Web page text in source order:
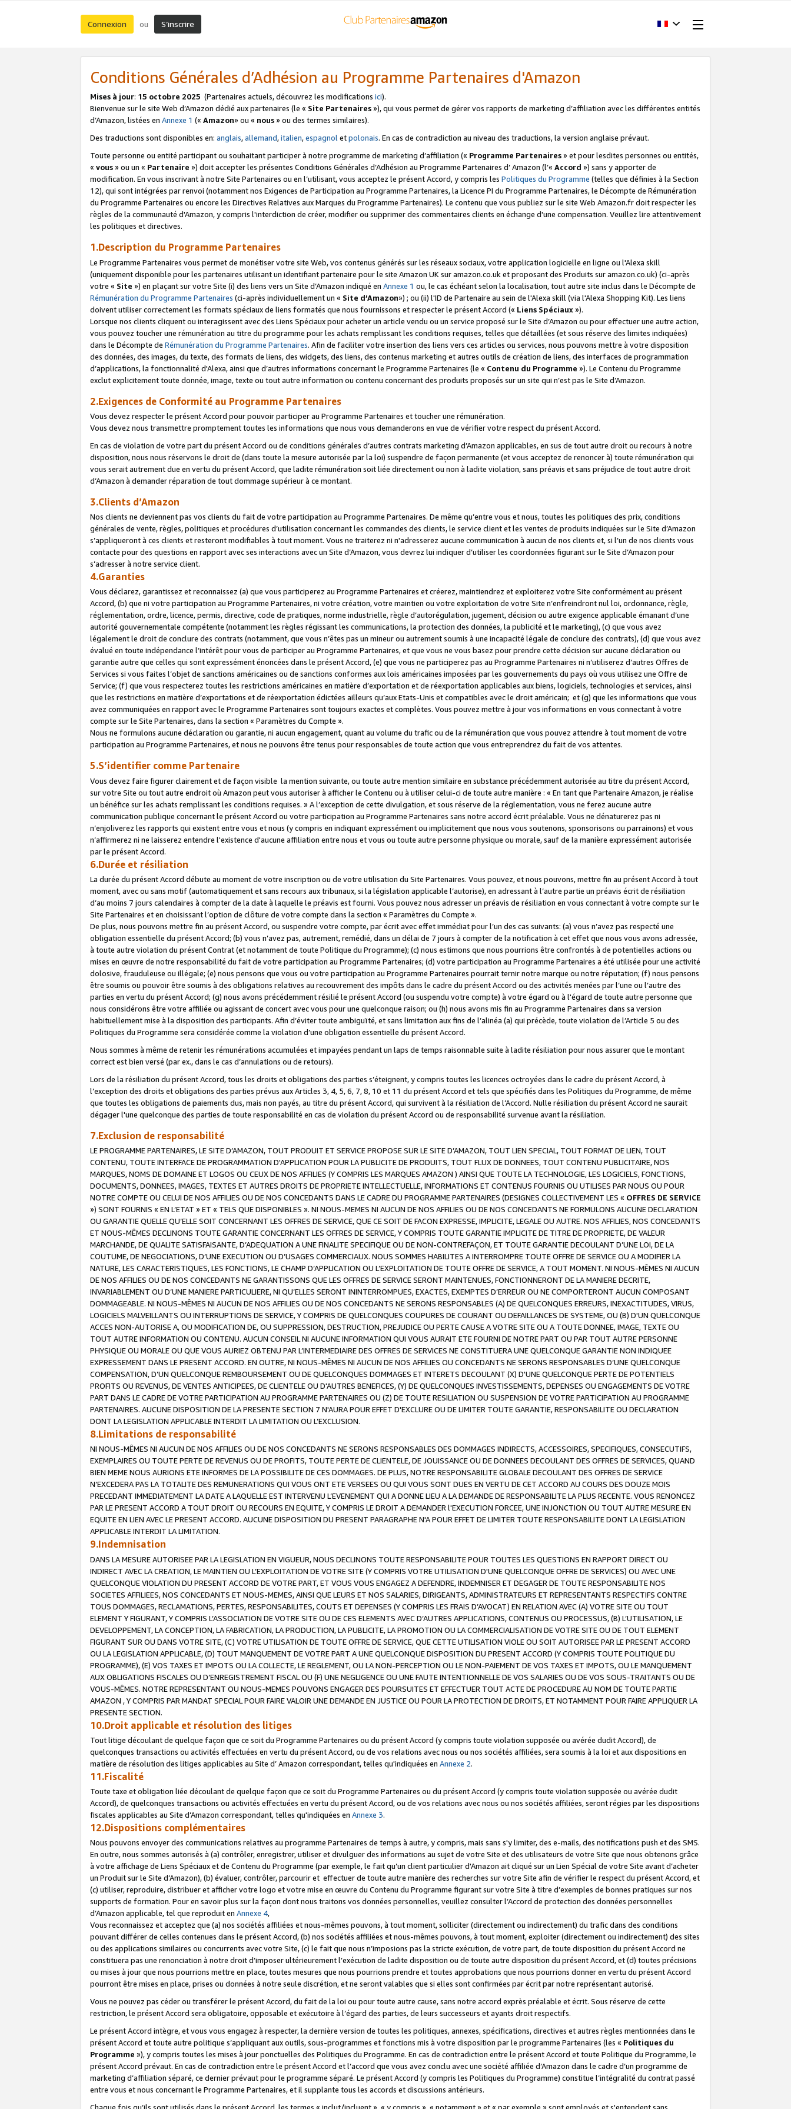
Connexion ou S’inscrire
Conditions Générales d’Adhésion au Programme Partenaires d'Amazon
Mises à jour: 15 octobre 2025 (Partenaires actuels, découvrez les modifications ici).
Bienvenue sur le site Web d’Amazon dédié aux partenaires (le « Site Partenaires»), qui vous permet de gérer vos rapports de marketing d’affiliation avec les différentes entités
d’Amazon, listées en Annexe 1 (« Amazon» ou « nous» ou des termes similaires).
Des traductions sont disponibles en: anglais,allemand,italien,espagnoletpolonais. En cas de contradiction au niveau des traductions, la version anglaise prévaut.
Toute personne ou entité participant ou souhaitant participer à notre programme de marketing d’affiliation (« Programme Partenaires» et pour lesdites personnes ou entités,
« vous» ou un « Partenaire ») doit accepter les présentes Conditions Générales d’Adhésion au Programme Partenaires d’ Amazon (l’« Accord ») sans y apporter de
modification. En vous inscrivant à notre Site Partenaires ou en l’utilisant, vous acceptez le présent Accord, y compris les Politiques du Programme (telles que définies à la Section
12), qui sont intégrées par renvoi (notamment nos Exigences de Participation au Programme Partenaires, la Licence PI du Programme Partenaires, le Décompte de Rémunération
du Programme Partenaires ou encore les Directives Relatives aux Marques du Programme Partenaires). Le contenu que vous publiez sur le site Web Amazon.fr doit respecter les
règles de la communauté d'Amazon, y compris l'interdiction de créer, modifier ou supprimer des commentaires clients en échange d'une compensation. Veuillez lire attentivement
les politiques et directives.
1.Description du Programme Partenaires
Le Programme Partenaires vous permet de monétiser votre site Web, vos contenus générés sur les réseaux sociaux, votre application logicielle en ligne ou l'Alexa skill
(uniquement disponible pour les partenaires utilisant un identifiant partenaire pour le site Amazon UK sur amazon.co.uk et proposant des Produits sur amazon.co.uk) (ci-après
votre « Site ») en plaçant sur votre Site (i) des liens vers un Site d’Amazon indiqué en Annexe 1 ou, le cas échéant selon la localisation, tout autre site inclus dans le Décompte de
Rémunération du Programme Partenaires (ci-après individuellement un « Site d’Amazon») ; ou (ii) l'ID de Partenaire au sein de l'Alexa skill (via l'Alexa Shopping Kit). Les liens
doivent utiliser correctement les formats spéciaux de liens formatés que nous fournissons et respecter le présent Accord (« Liens Spéciaux»).
Lorsque nos clients cliquent ou interagissent avec des Liens Spéciaux pour acheter un article vendu ou un service proposé sur le Site d’Amazon ou pour effectuer une autre action,
vous pouvez toucher une rémunération au titre du programme pour les achats remplissant les conditions requises, telles que détaillées (et sous réserve des limites indiquées)
dans le Décompte de Rémunération du Programme Partenaires. Afin de faciliter votre insertion des liens vers ces articles ou services, nous pouvons mettre à votre disposition
des données, des images, du texte, des formats de liens, des widgets, des liens, des contenus marketing et autres outils de création de liens, des interfaces de programmation
d’applications, la fonctionnalité d'Alexa, ainsi que d’autres informations concernant le Programme Partenaires (le « Contenu du Programme »). Le Contenu du Programme
exclut explicitement toute donnée, image, texte ou tout autre information ou contenu concernant des produits proposés sur un site qui n’est pas le Site d’Amazon.
2.Exigences de Conformité au Programme Partenaires
Vous devez respecter le présent Accord pour pouvoir participer au Programme Partenaires et toucher une rémunération.
Vous devez nous transmettre promptement toutes les informations que nous vous demanderons en vue de vérifier votre respect du présent Accord.
En cas de violation de votre part du présent Accord ou de conditions générales d’autres contrats marketing d’Amazon applicables, en sus de tout autre droit ou recours à notre
disposition, nous nous réservons le droit de (dans toute la mesure autorisée par la loi) suspendre de façon permanente (et vous acceptez de renoncer à) toute rémunération qui
vous serait autrement due en vertu du présent Accord, que ladite rémunération soit liée directement ou non à ladite violation, sans préavis et sans préjudice de tout autre droit
d’Amazon à demander réparation de tout dommage supérieur à ce montant.
3.Clients d’Amazon
Nos clients ne deviennent pas vos clients du fait de votre participation au Programme Partenaires. De même qu’entre vous et nous, toutes les politiques des prix, conditions
générales de vente, règles, politiques et procédures d’utilisation concernant les commandes des clients, le service client et les ventes de produits indiquées sur le Site d’Amazon
s’appliqueront à ces clients et resteront modifiables à tout moment. Vous ne traiterez ni n'adresserez aucune communication à aucun de nos clients et, si l’un de nos clients vous
contacte pour des questions en rapport avec ses interactions avec un Site d’Amazon, vous devrez lui indiquer d’utiliser les coordonnées figurant sur le Site d’Amazon pour
s’adresser à notre service client.
4.Garanties
Vous déclarez, garantissez et reconnaissez (a) que vous participerez au Programme Partenaires et créerez, maintiendrez et exploiterez votre Site conformément au présent
Accord, (b) que ni votre participation au Programme Partenaires, ni votre création, votre maintien ou votre exploitation de votre Site n’enfreindront nul loi, ordonnance, règle,
réglementation, ordre, licence, permis, directive, code de pratiques, norme industrielle, règle d’autorégulation, jugement, décision ou autre exigence applicable émanant d’une
autorité gouvernementale compétente (notamment les règles régissant les communications, la protection des données, la publicité et le marketing), (c) que vous avez
légalement le droit de conclure des contrats (notamment, que vous n’êtes pas un mineur ou autrement soumis à une incapacité légale de conclure des contrats), (d) que vous avez
évalué en toute indépendance l’intérêt pour vous de participer au Programme Partenaires, et que vous ne vous basez pour prendre cette décision sur aucune déclaration ou
garantie autre que celles qui sont expressément énoncées dans le présent Accord, (e) que vous ne participerez pas au Programme Partenaires ni n’utiliserez d’autres Offres de
Services si vous faites l’objet de sanctions américaines ou de sanctions conformes aux lois américaines imposées par les gouvernements du pays où vous utilisez une Offre de
Service; (f) que vous respecterez toutes les restrictions américaines en matière d’exportation et de réexportation applicables aux biens, logiciels, technologies et services, ainsi
que les restrictions en matière d’exportations et de réexportation édictées ailleurs qu’aux Etats-Unis et compatibles avec le droit américain; et (g) que les informations que vous
avez communiquées en rapport avec le Programme Partenaires sont toujours exactes et complètes. Vous pouvez mettre à jour vos informations en vous connectant à votre
compte sur le Site Partenaires, dans la section « Paramètres du Compte ».
Nous ne formulons aucune déclaration ou garantie, ni aucun engagement, quant au volume du trafic ou de la rémunération que vous pouvez attendre à tout moment de votre
participation au Programme Partenaires, et nous ne pouvons être tenus pour responsables de toute action que vous entreprendrez du fait de vos attentes.
5.S’identifier comme Partenaire
Vous devez faire figurer clairement et de façon visible la mention suivante, ou toute autre mention similaire en substance précédemment autorisée au titre du présent Accord,
sur votre Site ou tout autre endroit où Amazon peut vous autoriser à afficher le Contenu ou à utiliser celui-ci de toute autre manière : « En tant que Partenaire Amazon, je réalise
un bénéfice sur les achats remplissant les conditions requises. » A l’exception de cette divulgation, et sous réserve de la réglementation, vous ne ferez aucune autre
communication publique concernant le présent Accord ou votre participation au Programme Partenaires sans notre accord écrit préalable. Vous ne dénaturerez pas ni
n’enjoliverez les rapports qui existent entre vous et nous (y compris en indiquant expressément ou implicitement que nous vous soutenons, sponsorisons ou parrainons) et vous
n’affirmerez ni ne laisserez entendre l'existence d'aucune affiliation entre nous et vous ou toute autre personne physique ou morale, sauf de la manière expressément autorisée
par le présent Accord.
6.Durée et résiliation
La durée du présent Accord débute au moment de votre inscription ou de votre utilisation du Site Partenaires. Vous pouvez, et nous pouvons, mettre fin au présent Accord à tout
moment, avec ou sans motif (automatiquement et sans recours aux tribunaux, si la législation applicable l’autorise), en adressant à l’autre partie un préavis écrit de résiliation
d’au moins 7 jours calendaires à compter de la date à laquelle le préavis est fourni. Vous pouvez nous adresser un préavis de résiliation en vous connectant à votre compte sur le
Site Partenaires et en choisissant l’option de clôture de votre compte dans la section « Paramètres du Compte ».
De plus, nous pouvons mettre fin au présent Accord, ou suspendre votre compte, par écrit avec effet immédiat pour l’un des cas suivants: (a) vous n’avez pas respecté une
obligation essentielle du présent Accord; (b) vous n’avez pas, autrement, remédié, dans un délai de 7 jours à compter de la notification à cet effet que nous vous avons adressée,
à toute autre violation du présent Contrat (et notamment de toute Politique du Programme); (c) nous estimons que nous pourrions être confrontés à de potentielles actions ou
mises en œuvre de notre responsabilité du fait de votre participation au Programme Partenaires; (d) votre participation au Programme Partenaires a été utilisée pour une activité
dolosive, frauduleuse ou illégale; (e) nous pensons que vous ou votre participation au Programme Partenaires pourrait ternir notre marque ou notre réputation; (f) nous pensons
être soumis ou pouvoir être soumis à des obligations relatives au recouvrement des impôts dans le cadre du présent Accord ou des activités menées par l’une ou l’autre des
parties en vertu du présent Accord; (g) nous avons précédemment résilié le présent Accord (ou suspendu votre compte) à votre égard ou à l'égard de toute autre personne que
nous considérons être votre affiliée ou agissant de concert avec vous pour une quelconque raison; ou (h) nous avons mis fin au Programme Partenaires dans sa version
habituellement mise à la disposition des participants. Afin d’éviter toute ambiguïté, et sans limitation aux fins de l’alinéa (a) qui précède, toute violation de l’Article 5 ou des
Politiques du Programme sera considérée comme la violation d’une obligation essentielle du présent Accord.
Nous sommes à même de retenir les rémunérations accumulées et impayées pendant un laps de temps raisonnable suite à ladite résiliation pour nous assurer que le montant
correct est bien versé (par ex., dans le cas d’annulations ou de retours).
Lors de la résiliation du présent Accord, tous les droits et obligations des parties s’éteignent, y compris toutes les licences octroyées dans le cadre du présent Accord, à
l’exception des droits et obligations des parties prévus aux Articles 3, 4, 5, 6, 7, 8, 10 et 11 du présent Accord et tels que spécifiés dans les Politiques du Programme, de même
que toutes les obligations de paiements dus, mais non payés, au titre du présent Accord, qui survivent à la résiliation de l’Accord. Nulle résiliation du présent Accord ne saurait
dégager l'une quelconque des parties de toute responsabilité en cas de violation du présent Accord ou de responsabilité survenue avant la résiliation.
7.Exclusion de responsabilité
LE PROGRAMME PARTENAIRES, LE SITE D’AMAZON, TOUT PRODUIT ET SERVICE PROPOSE SUR LE SITE D’AMAZON, TOUT LIEN SPECIAL, TOUT FORMAT DE LIEN, TOUT
CONTENU, TOUTE INTERFACE DE PROGRAMMATION D'APPLICATION POUR LA PUBLICITE DE PRODUITS, TOUT FLUX DE DONNEES, TOUT CONTENU PUBLICITAIRE, NOS
MARQUES, NOMS DE DOMAINE ET LOGOS OU CEUX DE NOS AFFILIES (Y COMPRIS LES MARQUES AMAZON ) AINSI QUE TOUTE LA TECHNOLOGIE, LES LOGICIELS, FONCTIONS,
DOCUMENTS, DONNEES, IMAGES, TEXTES ET AUTRES DROITS DE PROPRIETE INTELLECTUELLE, INFORMATIONS ET CONTENUS FOURNIS OU UTILISES PAR NOUS OU POUR
NOTRE COMPTE OU CELUI DE NOS AFFILIES OU DE NOS CONCEDANTS DANS LE CADRE DU PROGRAMME PARTENAIRES (DESIGNES COLLECTIVEMENT LES « OFFRES DE SERVICE
») SONT FOURNIS « EN L’ETAT » ET « TELS QUE DISPONIBLES ». NI NOUS-MEMES NI AUCUN DE NOS AFFILIES OU DE NOS CONCEDANTS NE FORMULONS AUCUNE DECLARATION
OU GARANTIE QUELLE QU’ELLE SOIT CONCERNANT LES OFFRES DE SERVICE, QUE CE SOIT DE FACON EXPRESSE, IMPLICITE, LEGALE OU AUTRE. NOS AFFILIES, NOS CONCEDANTS
ET NOUS-MÊMES DECLINONS TOUTE GARANTIE CONCERNANT LES OFFRES DE SERVICE, Y COMPRIS TOUTE GARANTIE IMPLICITE DE TITRE DE PROPRIETE, DE VALEUR
MARCHANDE, DE QUALITE SATISFAISANTE, D’ADEQUATION A UNE FINALITE SPECIFIQUE OU DE NON-CONTREFAÇON, ET TOUTE GARANTIE DECOULANT D’UNE LOI, DE LA
COUTUME, DE NEGOCIATIONS, D’UNE EXECUTION OU D’USAGES COMMERCIAUX. NOUS SOMMES HABILITES A INTERROMPRE TOUTE OFFRE DE SERVICE OU A MODIFIER LA
NATURE, LES CARACTERISTIQUES, LES FONCTIONS, LE CHAMP D’APPLICATION OU L’EXPLOITATION DE TOUTE OFFRE DE SERVICE, A TOUT MOMENT. NI NOUS-MÊMES NI AUCUN
DE NOS AFFILIES OU DE NOS CONCEDANTS NE GARANTISSONS QUE LES OFFRES DE SERVICE SERONT MAINTENUES, FONCTIONNERONT DE LA MANIERE DECRITE,
INVARIABLEMENT OU D’UNE MANIERE PARTICULIERE, NI QU’ELLES SERONT ININTERROMPUES, EXACTES, EXEMPTES D’ERREUR OU NE COMPORTERONT AUCUN COMPOSANT
DOMMAGEABLE. NI NOUS-MÊMES NI AUCUN DE NOS AFFILIES OU DE NOS CONCEDANTS NE SERONS RESPONSABLES (A) DE QUELCONQUES ERREURS, INEXACTITUDES, VIRUS,
LOGICIELS MALVEILLANTS OU INTERRUPTIONS DE SERVICE, Y COMPRIS DE QUELCONQUES COUPURES DE COURANT OU DEFAILLANCES DE SYSTEME, OU (B) D'UN QUELCONQUE
ACCES NON-AUTORISE A, OU MODIFICATION DE, OU SUPPRESSION, DESTRUCTION, PREJUDICE OU PERTE CAUSE A VOTRE SITE OU A TOUTE DONNEE, IMAGE, TEXTE OU
TOUT AUTRE INFORMATION OU CONTENU. AUCUN CONSEIL NI AUCUNE INFORMATION QUI VOUS AURAIT ETE FOURNI DE NOTRE PART OU PAR TOUT AUTRE PERSONNE
PHYSIQUE OU MORALE OU QUE VOUS AURIEZ OBTENU PAR L’INTERMEDIAIRE DES OFFRES DE SERVICES NE CONSTITUERA UNE QUELCONQUE GARANTIE NON INDIQUEE
EXPRESSEMENT DANS LE PRESENT ACCORD. EN OUTRE, NI NOUS-MÊMES NI AUCUN DE NOS AFFILIES OU CONCEDANTS NE SERONS RESPONSABLES D’UNE QUELCONQUE
COMPENSATION, D’UN QUELCONQUE REMBOURSEMENT OU DE QUELCONQUES DOMMAGES ET INTERETS DECOULANT (X) D'UNE QUELCONQUE PERTE DE POTENTIELS
PROFITS OU REVENUS, DE VENTES ANTICIPEES, DE CLIENTELE OU D'AUTRES BENEFICES, (Y) DE QUELCONQUES INVESTISSEMENTS, DEPENSES OU ENGAGEMENTS DE VOTRE
PART DANS LE CADRE DE VOTRE PARTICIPATION AU PROGRAMME PARTENAIRES OU (Z) DE TOUTE RESILIATION OU SUSPENSION DE VOTRE PARTICIPATION AU PROGRAMME
PARTENAIRES. AUCUNE DISPOSITION DE LA PRESENTE SECTION 7 N'AURA POUR EFFET D'EXCLURE OU DE LIMITER TOUTE GARANTIE, RESPONSABILITE OU DECLARATION
DONT LA LEGISLATION APPLICABLE INTERDIT LA LIMITATION OU L’EXCLUSION.
8.Limitations de responsabilité
NI NOUS-MÊMES NI AUCUN DE NOS AFFILIES OU DE NOS CONCEDANTS NE SERONS RESPONSABLES DES DOMMAGES INDIRECTS, ACCESSOIRES, SPECIFIQUES, CONSECUTIFS,
EXEMPLAIRES OU TOUTE PERTE DE REVENUS OU DE PROFITS, TOUTE PERTE DE CLIENTELE, DE JOUISSANCE OU DE DONNEES DECOULANT DES OFFRES DE SERVICES, QUAND
BIEN MEME NOUS AURIONS ETE INFORMES DE LA POSSIBILITE DE CES DOMMAGES. DE PLUS, NOTRE RESPONSABILITE GLOBALE DECOULANT DES OFFRES DE SERVICE
N’EXCEDERA PAS LA TOTALITE DES REMUNERATIONS QUI VOUS ONT ETE VERSEES OU QUI VOUS SONT DUES EN VERTU DE CET ACCORD AU COURS DES DOUZE MOIS
PRECEDANT IMMEDIATEMENT LA DATE A LAQUELLE EST INTERVENU L’EVENEMENT QUI A DONNE LIEU A LA DEMANDE DE RESPONSABILITE LA PLUS RECENTE. VOUS RENONCEZ
PAR LE PRESENT ACCORD A TOUT DROIT OU RECOURS EN EQUITE, Y COMPRIS LE DROIT A DEMANDER l'EXECUTION FORCEE, UNE INJONCTION OU TOUT AUTRE MESURE EN
EQUITE EN LIEN AVEC LE PRESENT ACCORD. AUCUNE DISPOSITION DU PRESENT PARAGRAPHE N'A POUR EFFET DE LIMITER TOUTE RESPONSABILITE DONT LA LEGISLATION
APPLICABLE INTERDIT LA LIMITATION.
9.Indemnisation
DANS LA MESURE AUTORISEE PAR LA LEGISLATION EN VIGUEUR, NOUS DECLINONS TOUTE RESPONSABILITE POUR TOUTES LES QUESTIONS EN RAPPORT DIRECT OU
INDIRECT AVEC LA CREATION, LE MAINTIEN OU L’EXPLOITATION DE VOTRE SITE (Y COMPRIS VOTRE UTILISATION D'UNE QUELCONQUE OFFRE DE SERVICES) OU AVEC UNE
QUELCONQUE VIOLATION DU PRESENT ACCORD DE VOTRE PART, ET VOUS VOUS ENGAGEZ A DEFENDRE, INDEMNISER ET DEGAGER DE TOUTE RESPONSABILITE NOS
SOCIETES AFFILIEES, NOS CONCEDANTS ET NOUS-MEMES, AINSI QUE LEURS ET NOS SALARIES, DIRIGEANTS, ADMINISTRATEURS ET REPRESENTANTS RESPECTIFS CONTRE
TOUS DOMMAGES, RECLAMATIONS, PERTES, RESPONSABILITES, COUTS ET DEPENSES (Y COMPRIS LES FRAIS D’AVOCAT) EN RELATION AVEC (A) VOTRE SITE OU TOUT
ELEMENT Y FIGURANT, Y COMPRIS L’ASSOCIATION DE VOTRE SITE OU DE CES ELEMENTS AVEC D’AUTRES APPLICATIONS, CONTENUS OU PROCESSUS, (B) L’UTILISATION, LE
DEVELOPPEMENT, LA CONCEPTION, LA FABRICATION, LA PRODUCTION, LA PUBLICITE, LA PROMOTION OU LA COMMERCIALISATION DE VOTRE SITE OU DE TOUT ELEMENT
FIGURANT SUR OU DANS VOTRE SITE, (C) VOTRE UTILISATION DE TOUTE OFFRE DE SERVICE, QUE CETTE UTILISATION VIOLE OU SOIT AUTORISEE PAR LE PRESENT ACCORD
OU LA LEGISLATION APPLICABLE, (D) TOUT MANQUEMENT DE VOTRE PART A UNE QUELCONQUE DISPOSITION DU PRESENT ACCORD (Y COMPRIS TOUTE POLITIQUE DU
PROGRAMME), (E) VOS TAXES ET IMPOTS OU LA COLLECTE, LE REGLEMENT, OU LA NON-PERCEPTION OU LE NON-PAIEMENT DE VOS TAXES ET IMPOTS, OU LE MANQUEMENT
AUX OBLIGATIONS FISCALES OU D’ENREGISTREMENT FISCAL OU (F) UNE NEGLIGENCE OU UNE FAUTE INTENTIONNELLE DE VOS SALARIES OU DE VOS SOUS-TRAITANTS OU DE
VOUS-MÊMES. NOTRE REPRESENTANT OU NOUS-MEMES POUVONS ENGAGER DES POURSUITES ET EFFECTUER TOUT ACTE DE PROCEDURE AU NOM DE TOUTE PARTIE
AMAZON , Y COMPRIS PAR MANDAT SPECIAL POUR FAIRE VALOIR UNE DEMANDE EN JUSTICE OU POUR LA PROTECTION DE DROITS, ET NOTAMMENT POUR FAIRE APPLIQUER LA
PRESENTE SECTION.
10.Droit applicable et résolution des litiges
Tout litige découlant de quelque façon que ce soit du Programme Partenaires ou du présent Accord (y compris toute violation supposée ou avérée dudit Accord), de
quelconques transactions ou activités effectuées en vertu du présent Accord, ou de vos relations avec nous ou nos sociétés affiliées, sera soumis à la loi et aux dispositions en
matière de résolution des litiges applicables au Site d’ Amazon correspondant, telles qu'indiquées en Annexe 2.
11.Fiscalité
Toute taxe et obligation liée découlant de quelque façon que ce soit du Programme Partenaires ou du présent Accord (y compris toute violation supposée ou avérée dudit
Accord), de quelconques transactions ou activités effectuées en vertu du présent Accord, ou de vos relations avec nous ou nos sociétés affiliées, seront régies par les dispositions
fiscales applicables au Site d’Amazon correspondant, telles qu'indiquées en Annexe 3.
12.Dispositions complémentaires
Nous pouvons envoyer des communications relatives au programme Partenaires de temps à autre, y compris, mais sans s'y limiter, des e-mails, des notifications push et des SMS.
En outre, nous sommes autorisés à (a) contrôler, enregistrer, utiliser et divulguer des informations au sujet de votre Site et des utilisateurs de votre Site que nous obtenons grâce
à votre affichage de Liens Spéciaux et de Contenu du Programme (par exemple, le fait qu’un client particulier d'Amazon ait cliqué sur un Lien Spécial de votre Site avant d’acheter
un Produit sur le Site d’Amazon), (b) évaluer, contrôler, parcourir et effectuer de toute autre manière des recherches sur votre Site afin de vérifier le respect du présent Accord, et
(c) utiliser, reproduire, distribuer et afficher votre logo et votre mise en œuvre du Contenu du Programme figurant sur votre Site à titre d’exemples de bonnes pratiques sur nos
supports de formation. Pour en savoir plus sur la façon dont nous traitons vos données personnelles, veuillez consulter l’Accord de protection des données personnelles
d’Amazon applicable, tel que reproduit en Annexe 4,
Vous reconnaissez et acceptez que (a) nos sociétés affiliées et nous-mêmes pouvons, à tout moment, solliciter (directement ou indirectement) du trafic dans des conditions
pouvant différer de celles contenues dans le présent Accord, (b) nos sociétés affiliées et nous-mêmes pouvons, à tout moment, exploiter (directement ou indirectement) des sites
ou des applications similaires ou concurrents avec votre Site, (c) le fait que nous n’imposions pas la stricte exécution, de votre part, de toute disposition du présent Accord ne
constituera pas une renonciation à notre droit d’imposer ultérieurement l’exécution de ladite disposition ou de toute autre disposition du présent Accord, et (d) toutes précisions
ou mises à jour que nous pourrions mettre en place, toutes mesures que nous pourrions prendre et toutes approbations que nous pourrions donner en vertu du présent Accord
pourront être mises en place, prises ou données à notre seule discrétion, et ne seront valables que si elles sont confirmées par écrit par notre représentant autorisé.
Vous ne pouvez pas céder ou transférer le présent Accord, du fait de la loi ou pour toute autre cause, sans notre accord exprès préalable et écrit. Sous réserve de cette
restriction, le présent Accord sera obligatoire, opposable et exécutoire à l’égard des parties, de leurs successeurs et ayants droit respectifs.
Le présent Accord intègre, et vous vous engagez à respecter, la dernière version de toutes les politiques, annexes, spécifications, directives et autres règles mentionnées dans le
présent Accord et toute autre politique s’appliquant aux outils, sous-programmes et fonctions mis à votre disposition par le programme Partenaires (les « Politiques du
Programme »), y compris toutes les mises à jour ponctuelles des Politiques du Programme. En cas de contradiction entre le présent Accord et toute Politique du Programme, le
présent Accord prévaut. En cas de contradiction entre le présent Accord et l’accord que vous avez conclu avec une société affiliée d’Amazon dans le cadre d’un programme de
marketing d’affiliation séparé, ce dernier prévaut pour le programme séparé. Le présent Accord (y compris les Politiques du Programme) constitue l’intégralité du contrat passé
entre vous et nous concernant le Programme Partenaires, et il supplante tous les accords et discussions antérieurs.